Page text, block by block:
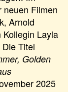
neuen Filmen
Arnold
Layla
Titel
Golden
2025